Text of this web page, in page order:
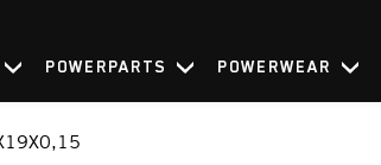
POWERPARTS POWERWEAR